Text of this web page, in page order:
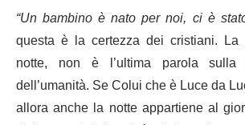
“Un bambino è nato per noi, ci è
questa è la certezza dei cristiani. La
notte, non è l’ultima parola
dell’umanità. Se Colui che è Luce da
allora anche la notte appartiene al